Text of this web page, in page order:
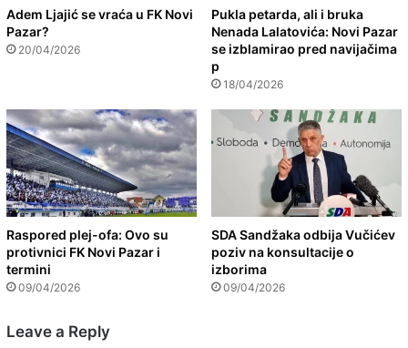
Adem Ljajić se vraća u FK Novi
Pazar?
20/04/2026
Pukla petarda, ali i bruka
Nenada Lalatovića: Novi Pazar
se izblamirao pred navijačima
p
18/04/2026
Raspored plej-ofa: Ovo su
protivnici FK Novi Pazar i
termini
09/04/2026
SDA Sandžaka odbija Vučićev
poziv na konsultacije o
izborima
09/04/2026
Leave a Reply